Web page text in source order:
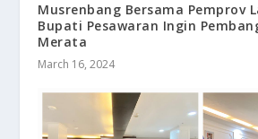
Musrenbang Bersama Pemprov
Bupati Pesawaran Ingin
Merata
March 16, 2024